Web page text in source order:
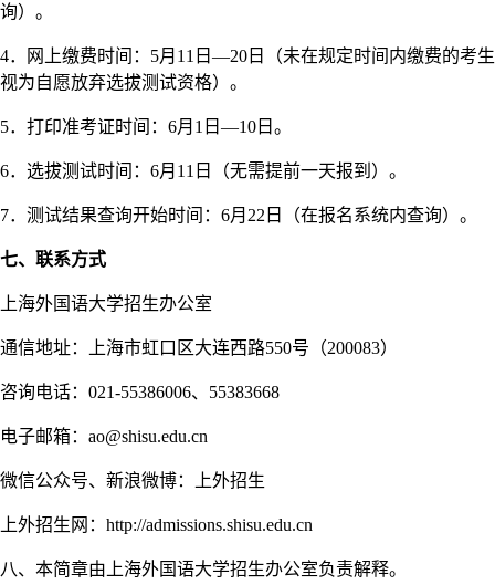
询）。
4．网上缴费时间：5月11日—20日（未在规定时间内缴费的考生
视为自愿放弃选拔测试资格）。
5．打印准考证时间：6月1日—10日。
6．选拔测试时间：6月11日（无需提前一天报到）。
7．测试结果查询开始时间：6月22日（在报名系统内查询）。
七、联系方式
上海外国语大学招生办公室
通信地址：上海市虹口区大连西路550号（200083）
咨询电话：021-55386006、55383668
电子邮箱：ao@shisu.edu.cn
微信公众号、新浪微博：上外招生
上外招生网：http://admissions.shisu.edu.cn
八、本简章由上海外国语大学招生办公室负责解释。